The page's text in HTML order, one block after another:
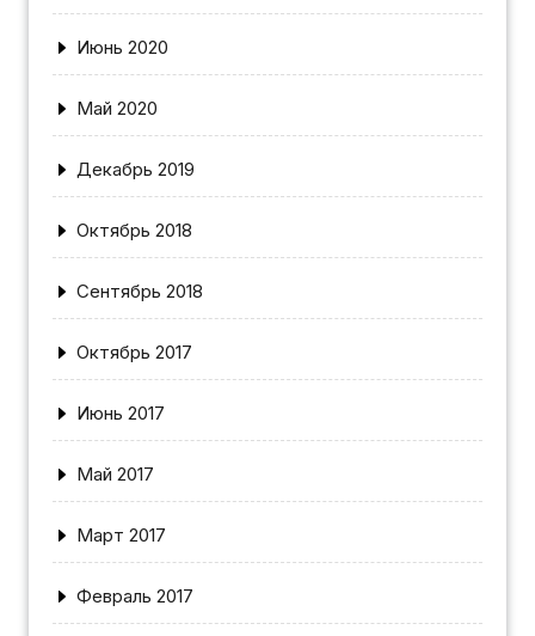
Июнь 2020
Май 2020
Декабрь 2019
Октябрь 2018
Сентябрь 2018
Октябрь 2017
Июнь 2017
Май 2017
Март 2017
Февраль 2017